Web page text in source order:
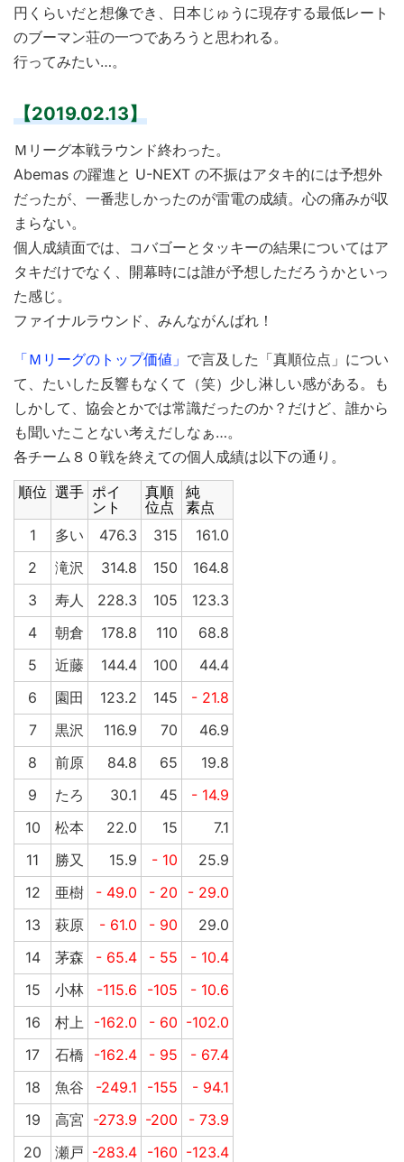
円くらいだと想像でき、日本じゅうに現存する最低レート
のブーマン荘の一つであろうと思われる。
行ってみたい…。
【2019.02.13】
Ｍリーグ本戦ラウンド終わった。
Abemas の躍進と U-NEXT の不振はアタキ的には予想外
だったが、一番悲しかったのが雷電の成績。心の痛みが収
まらない。
個人成績面では、コバゴーとタッキーの結果についてはア
タキだけでなく、開幕時には誰が予想しただろうかといっ
た感じ。
ファイナルラウンド、みんながんばれ！
「Ｍリーグのトップ価値」 で言及した「真順位点」につい
て、たいした反響もなくて（笑）少し淋しい感がある。も
しかして、協会とかでは常識だったのか？だけど、誰から
も聞いたことない考えだしなぁ…。
各チーム８０戦を終えての個人成績は以下の通り。
順位 選手 ポイ
ント
真順
位点
純
素点
1
多い 476.3 315
161.0
2
滝沢 314.8 150
164.8
3
寿人 228.3 105
123.3
4
朝倉 178.8 110
68.8
5
近藤 144.4 100
44.4
6
園田 123.2 145
- 21.8
7
黒沢 116.9 70
46.9
8
前原 84.8 65
19.8
9
たろ 30.1 45
- 14.9
10
松本 22.0 15
7.1
11
勝又 15.9 - 10
25.9
12
亜樹 - 49.0 - 20
- 29.0
13
萩原 - 61.0 - 90
29.0
14
茅森 - 65.4 - 55
- 10.4
15
小林 -115.6 -105
- 10.6
16
村上 -162.0 - 60 -102.0
17
石橋 -162.4 - 95
- 67.4
18
魚谷 -249.1 -155
- 94.1
19
高宮 -273.9 -200
- 73.9
20
瀬戸 -283.4 -160 -123.4